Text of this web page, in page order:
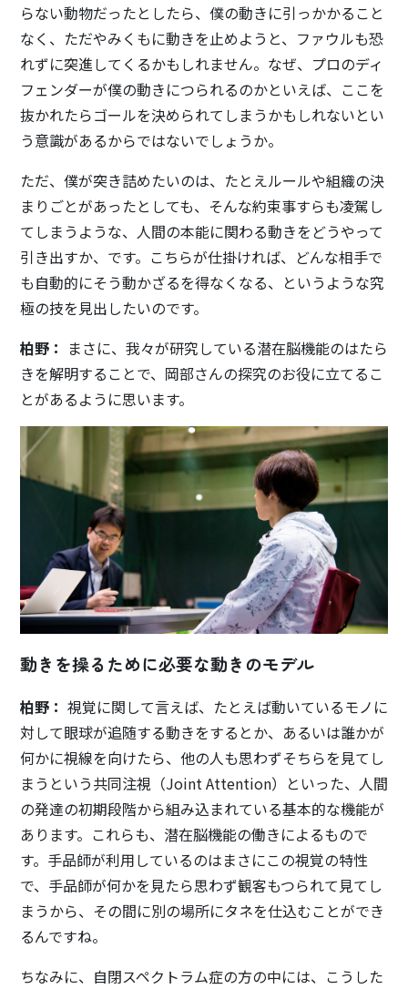
らない動物だったとしたら、僕の動きに引っかかること
なく、ただやみくもに動きを止めようと、ファウルも恐
れずに突進してくるかもしれません。なぜ、プロのディ
フェンダーが僕の動きにつられるのかといえば、ここを
抜かれたらゴールを決められてしまうかもしれないとい
う意識があるからではないでしょうか。
ただ、僕が突き詰めたいのは、たとえルールや組織の決
まりごとがあったとしても、そんな約束事すらも凌駕し
てしまうような、人間の本能に関わる動きをどうやって
引き出すか、です。こちらが仕掛ければ、どんな相手で
も自動的にそう動かざるを得なくなる、というような究
極の技を見出したいのです。
柏野： まさに、我々が研究している潜在脳機能のはたら
きを解明することで、岡部さんの探究のお役に立てるこ
とがあるように思います。
動きを操るために必要な動きのモデル
柏野： 視覚に関して言えば、たとえば動いているモノに
対して眼球が追随する動きをするとか、あるいは誰かが
何かに視線を向けたら、他の人も思わずそちらを見てし
まうという共同注視（Joint Attention）といった、人間
の発達の初期段階から組み込まれている基本的な機能が
あります。これらも、潜在脳機能の働きによるもので
す。手品師が利用しているのはまさにこの視覚の特性
で、手品師が何かを見たら思わず観客もつられて見てし
まうから、その間に別の場所にタネを仕込むことができ
るんですね。
ちなみに、自閉スペクトラム症の方の中には、こうした